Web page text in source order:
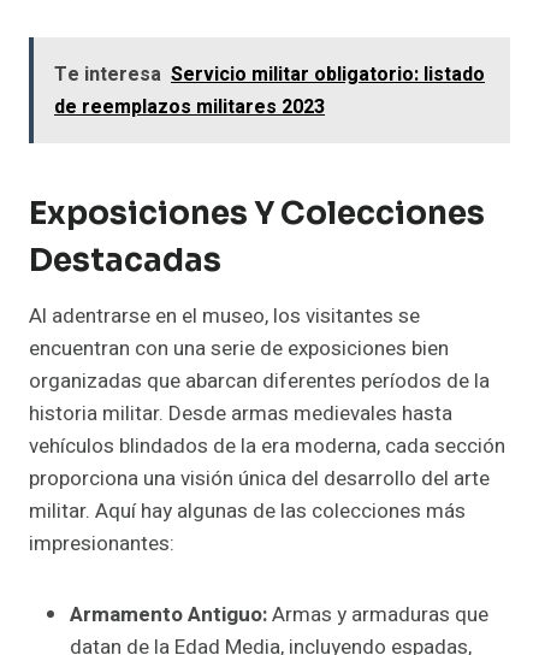
Te interesa Servicio militar obligatorio: listado
de reemplazos militares 2023
Exposiciones Y Colecciones
Destacadas
Al adentrarse en el museo, los visitantes se
encuentran con una serie de exposiciones bien
organizadas que abarcan diferentes períodos de la
historia militar. Desde armas medievales hasta
vehículos blindados de la era moderna, cada sección
proporciona una visión única del desarrollo del arte
militar. Aquí hay algunas de las colecciones más
impresionantes:
Armamento Antiguo:Armas y armaduras que
datan de la Edad Media, incluyendo espadas,